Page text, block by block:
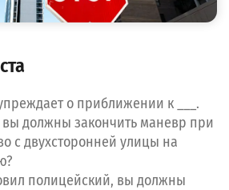
о приближении к ___.
вы должны закончить маневр при
с двухсторонней улицы на
полицейский, вы должны